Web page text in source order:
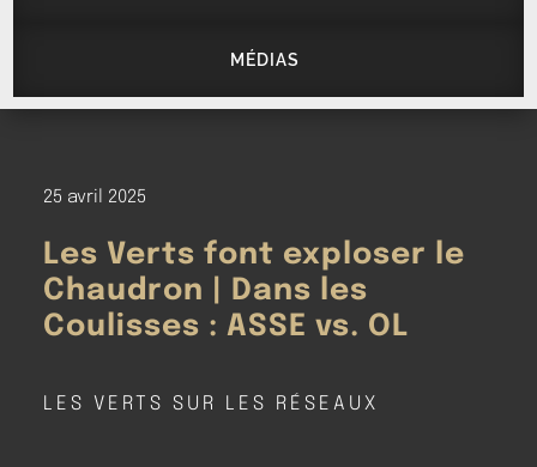
MÉDIAS
25 avril 2025
Les Verts font exploser le
Chaudron | Dans les
Coulisses : ASSE vs. OL
LES VERTS SUR LES RÉSEAUX